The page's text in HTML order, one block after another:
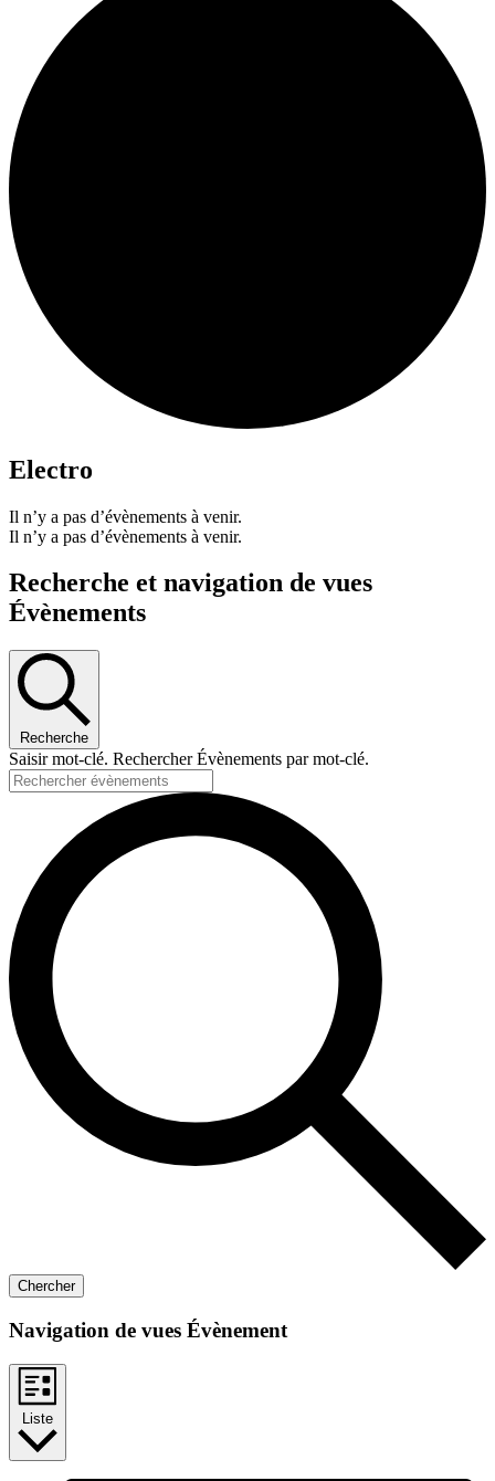
Electro
Il n’y a pas d’évènements à venir.
Il n’y a pas d’évènements à venir.
Recherche et navigation de vues
Évènements
Recherche
Saisir mot-clé. Rechercher Évènements par mot-clé.
Chercher
Navigation de vues Évènement
Liste